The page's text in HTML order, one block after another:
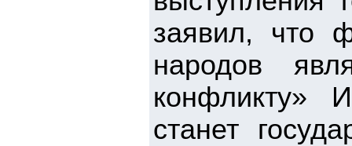
заявил, что
народов
конфликту»
станет